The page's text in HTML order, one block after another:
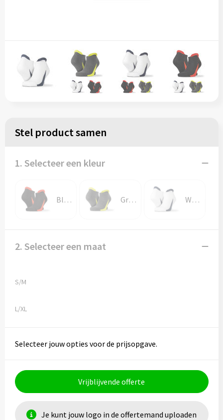
Stel product samen
1. Selecteer een kleur
Black/Red Grey/Lime White/Navy
2. Selecteer een maat
S/M
L/XL
Selecteer jouw opties voor de prijsopgave.
Vrijblijvende offerte
Je kunt jouw logo in de offertemand uploaden